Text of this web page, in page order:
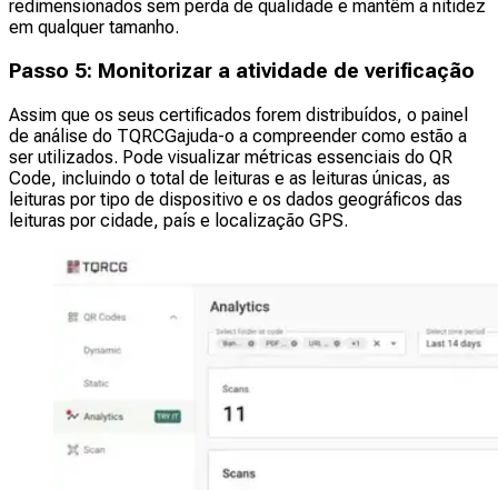
redimensionados sem perda de qualidade e mantêm a nitidez
em qualquer tamanho.
Passo 5: Monitorizar a atividade de verificação
Assim que os seus certificados forem distribuídos, o painel
de análise do TQRCGajuda-o a compreender como estão a
ser utilizados. Pode visualizar métricas essenciais do QR
Code, incluindo o total de leituras e as leituras únicas, as
leituras por tipo de dispositivo e os dados geográficos das
leituras por cidade, país e localização GPS.